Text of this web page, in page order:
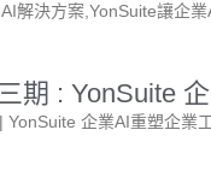
解決方案,YonSuite讓企
期 : YonSuite
| YonSuite 企業AI重塑